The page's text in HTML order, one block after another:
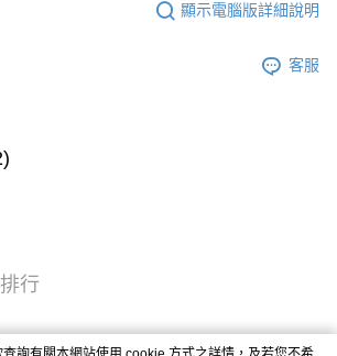
顯示電腦版詳細說明
客服
行